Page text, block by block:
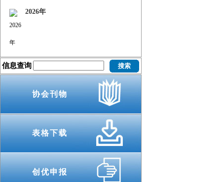
2026年
信息查询
协会刊物
表格下载
创优申报